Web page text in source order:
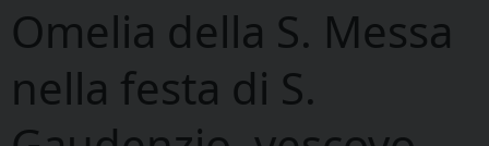
Omelia della S. Messa
nella festa di S.